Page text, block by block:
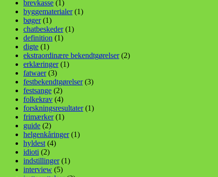
brevkasse (1)
byggematerialer(1)
bøger(1)
chatbeskeder(1)
definition (1)
digte (1)
ekstraordinære bekendtgørelser(2)
erklæringer(1)
fatwaer(3)
festbekendtgørelser(3)
festsange (2)
folkekrav (4)
forskningsresultater(1)
frimærker(1)
guide (2)
helgenkåringer(1)
hyldest (4)
idioti (2)
indstillinger(1)
interview (5)